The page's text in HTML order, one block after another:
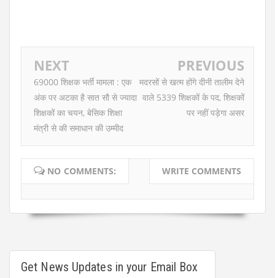
NEXT
69000 शिक्षक भर्ती मामला : एक
अंक पर अटका है सात सौ से ज्यादा
शिक्षकों का चयन, बेसिक शिक्षा
मंत्री से की समाधान की उम्मीद
PREVIOUS
मदरसों से खत्म होंगे दीनी तालीम देने
वाले 5339 शिक्षकों के पद, शिक्षकों
पर नहीं पड़ेगा असर
NO COMMENTS: WRITE COMMENTS
Get News Updates in your Email Box